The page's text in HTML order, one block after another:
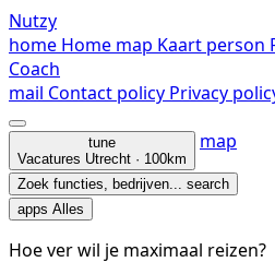
Nutzy
home Home map Kaart person
Coach
mail Contact policy Privacy
tune
Vacatures Utrecht · 100km
map
Zoek functies, bedrijven... search
apps Alles
Hoe ver wil je maximaal reizen?